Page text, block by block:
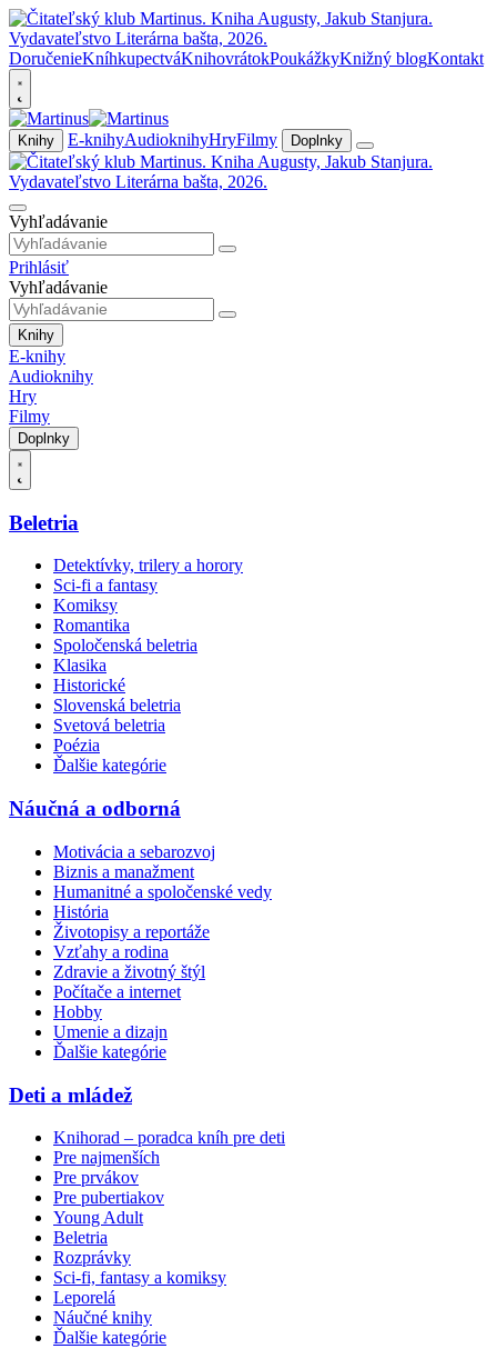
DoručenieKníhkupectváKnihovrátokPoukážkyKnižný blogKontakt
Knihy E-knihyAudioknihyHryFilmy Doplnky
Vyhľadávanie
Prihlásiť
Vyhľadávanie
Knihy
E-knihy
Audioknihy
Hry
Filmy
Doplnky
Beletria
Detektívky, trilery a horory
Sci-fi a fantasy
Komiksy
Romantika
Spoločenská beletria
Klasika
Historické
Slovenská beletria
Svetová beletria
Poézia
Ďalšie kategórie
Náučná a odborná
Motivácia a sebarozvoj
Biznis a manažment
Humanitné a spoločenské vedy
História
Životopisy a reportáže
Vzťahy a rodina
Zdravie a životný štýl
Počítače a internet
Hobby
Umenie a dizajn
Ďalšie kategórie
Deti a mládež
Knihorad – poradca kníh pre deti
Pre najmenších
Pre prvákov
Pre pubertiakov
Young Adult
Beletria
Rozprávky
Sci-fi, fantasy a komiksy
Leporelá
Náučné knihy
Ďalšie kategórie